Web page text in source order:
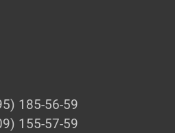
185-56-59
155-57-59